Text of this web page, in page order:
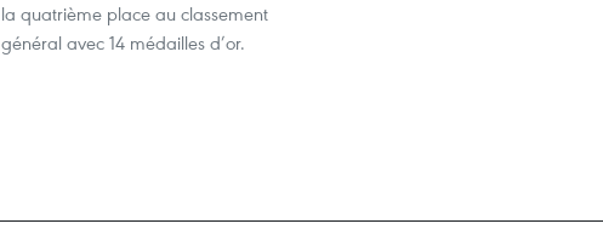
la quatrième place au classement
général avec 14 médailles d’or.